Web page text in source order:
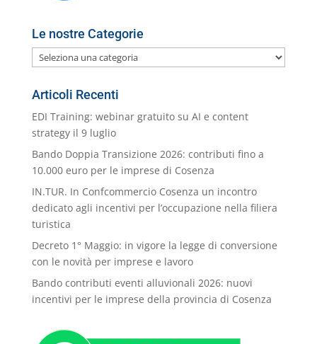
Le nostre Categorie
Le
nostre
Categorie
Articoli Recenti
EDI Training: webinar gratuito su AI e content
strategy il 9 luglio
Bando Doppia Transizione 2026: contributi fino a
10.000 euro per le imprese di Cosenza
IN.TUR. In Confcommercio Cosenza un incontro
dedicato agli incentivi per l’occupazione nella filiera
turistica
Decreto 1° Maggio: in vigore la legge di conversione
con le novità per imprese e lavoro
Bando contributi eventi alluvionali 2026: nuovi
incentivi per le imprese della provincia di Cosenza